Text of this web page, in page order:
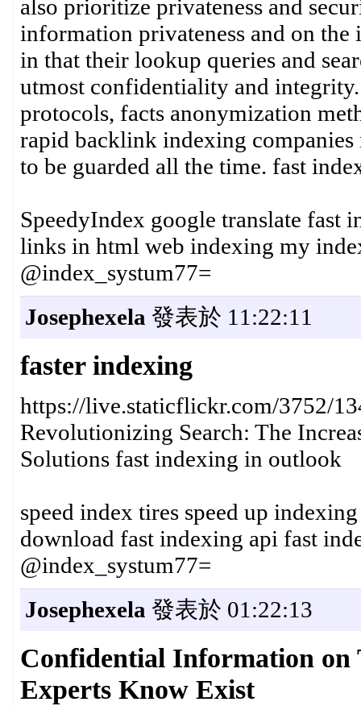
also prioritize privateness and
information privateness and on
in that their lookup queries and
utmost confidentiality and
protocols, facts anonymization
rapid backlink indexing companies
to be guarded all the time. fast
SpeedyIndex google translate
links in html web indexing my
@index_systum77=
Josephexela 發表於 11:22:11
faster indexing
https://live.staticflickr.com/3752/
Revolutionizing Search: The
Solutions fast indexing in outlook
speed index tires speed up
download fast indexing api fast
@index_systum77=
Josephexela 發表於 01:22:13
Confidential Information
Experts Know Exist